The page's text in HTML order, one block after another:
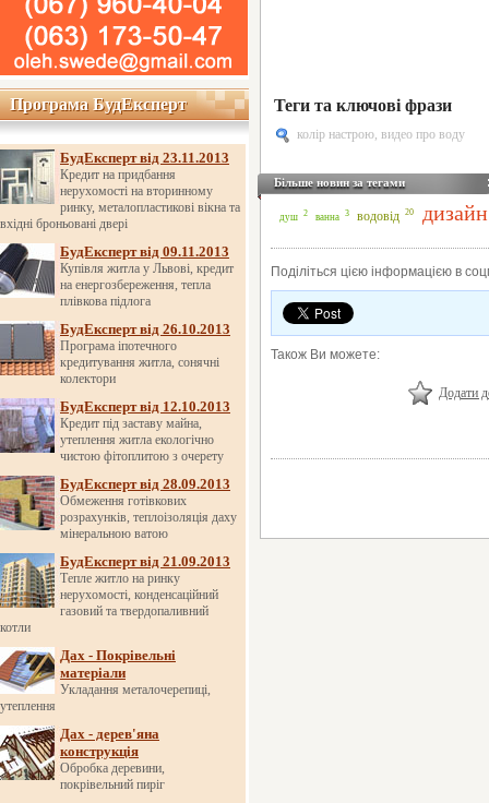
Програма БудЕксперт
Програма БудЕксперт
БудЕксперт від 23.11.2013
Кредит на придбання
нерухомості на вторинному
ринку, металопластикові вікна та
вхідні броньовані двері
БудЕксперт від 09.11.2013
Купівля житла у Львові, кредит
на енергозбереження, тепла
плівкова підлога
БудЕксперт від 26.10.2013
Програма іпотечного
кредитування житла, сонячні
колектори
БудЕксперт від 12.10.2013
Кредит під заставу майна,
утеплення житла екологічно
чистою фітоплитою з очерету
БудЕксперт від 28.09.2013
Обмеження готівкових
розрахунків, теплоізоляція даху
мінеральною ватою
БудЕксперт від 21.09.2013
Тепле житло на ринку
нерухомості, конденсаційний
газовий та твердопаливний
котли
Дах - Покрівельні
матеріали
Укладання металочерепиці,
утеплення
Дах - дерев'яна
конструкція
Обробка деревини,
покрівельний пиріг
Теги та ключові фрази
колір настрою, видео про воду
Більше новин за тегами
душ 2 ванна 3 водовід 20 дизайн
Поділіться цією інформацією в
Також Ви можете:
Додати